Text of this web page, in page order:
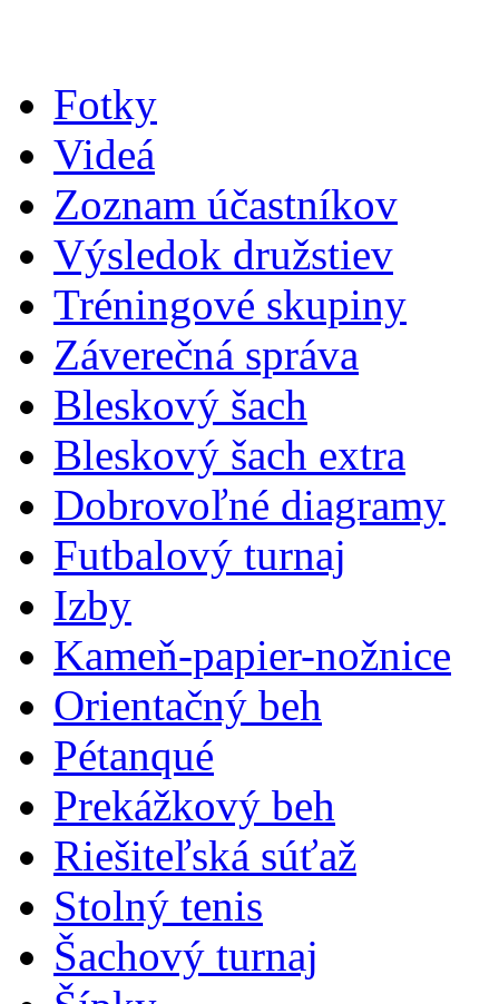
Fotky
Videá
Zoznam účastníkov
Výsledok družstiev
Tréningové skupiny
Záverečná správa
Bleskový šach
Bleskový šach extra
Dobrovoľné diagramy
Futbalový turnaj
Izby
Kameň-papier-nožnice
Orientačný beh
Pétanqué
Prekážkový beh
Riešiteľská súťaž
Stolný tenis
Šachový turnaj